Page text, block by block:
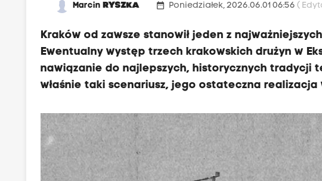
MarcinRYSZKA date_range Poniedziałek, 2026.06.01 06:56(
Kraków od zawsze stanowił jeden z
Ewentualny występ trzech krakowskich drużyn w
nawiązanie do najlepszych, historycznych tradycji
właśnie taki scenariusz, jego ostateczna